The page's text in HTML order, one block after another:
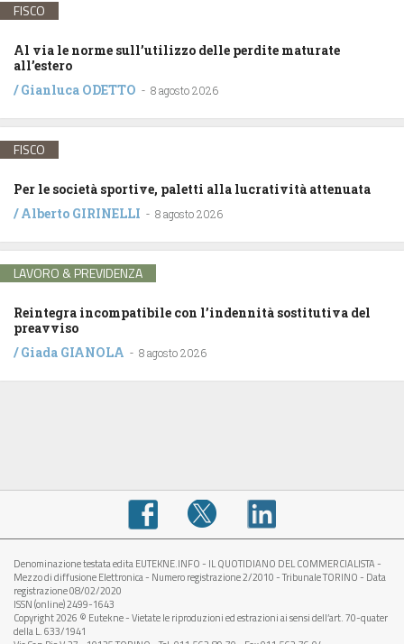
FISCO
Al via le norme sull’utilizzo delle perdite maturate
all’estero
/Gianluca ODETTO - 8 agosto 2026
FISCO
Per le società sportive, paletti alla lucratività attenuata
/Alberto GIRINELLI - 8 agosto 2026
LAVORO & PREVIDENZA
Reintegra incompatibile con l’indennità sostitutiva del
preavviso
/Giada GIANOLA - 8 agosto 2026
Denominazione testata edita EUTEKNE.INFO - IL QUOTIDIANO DEL COMMERCIALISTA -
Mezzo di diffusione Elettronica - Numero registrazione 2/2010 - Tribunale TORINO - Data
registrazione 08/02/2020
ISSN (online) 2499-1643
Copyright 2026 © Eutekne - Vietate le riproduzioni ed estrazioni ai sensi dell’art. 70-quater
della L. 633/1941